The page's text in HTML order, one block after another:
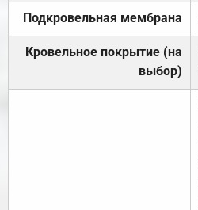
Подкровельная мембрана
Кровельное покрытие (на
выбор)